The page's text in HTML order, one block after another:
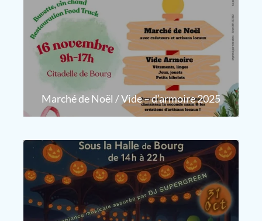
Marché de Noël / Vide – d’armoire 2025